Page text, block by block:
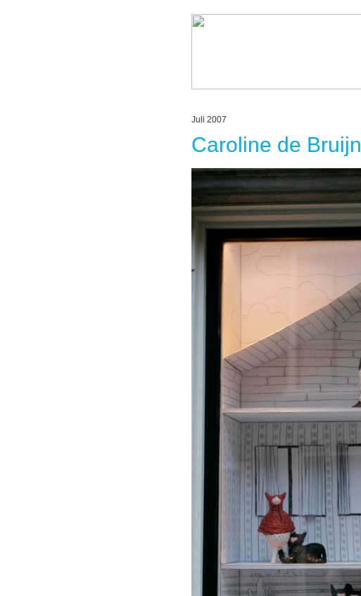
Juli 2007
Caroline de Bruijn